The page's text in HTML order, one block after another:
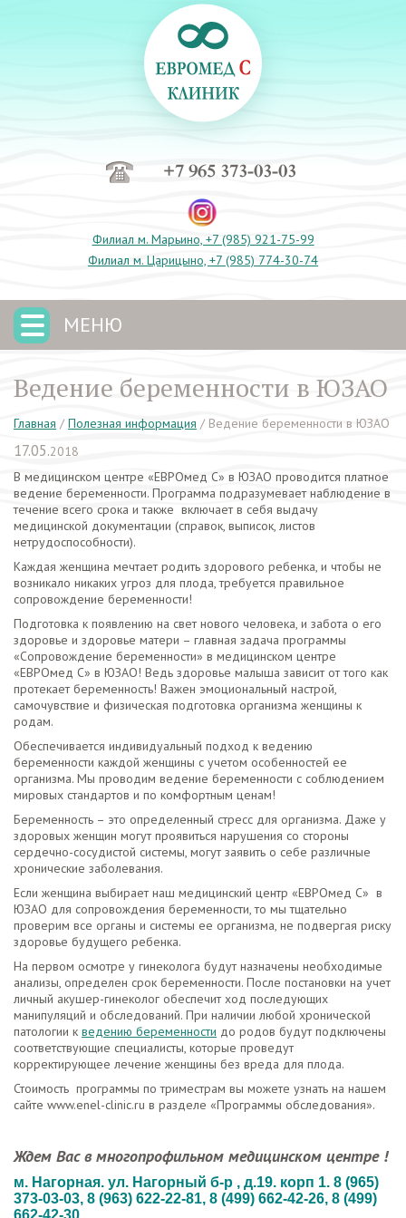
+7 965 373-03-03
Филиал м. Марьино, +7 (985) 921-75-99
Филиал м. Царицыно, +7 (985) 774-30-74
МЕНЮ
Ведение беременности в ЮЗАО
Главная / Полезная информация / Ведение беременности в ЮЗАО
17.05.2018
В медицинском центре «ЕВРОмед С» в ЮЗАО проводится платное
ведение беременности. Программа подразумевает наблюдение в
течение всего срока и также включает в себя выдачу
медицинской документации (справок, выписок, листов
нетрудоспособности).
Каждая женщина мечтает родить здорового ребенка, и чтобы не
возникало никаких угроз для плода, требуется правильное
сопровождение беременности!
Подготовка к появлению на свет нового человека, и забота о его
здоровье и здоровье матери – главная задача программы
«Сопровождение беременности» в медицинском центре
«ЕВРОмед С» в ЮЗАО! Ведь здоровье малыша зависит от того как
протекает беременность! Важен эмоциональный настрой,
самочувствие и физическая подготовка организма женщины к
родам.
Обеспечивается индивидуальный подход к ведению
беременности каждой женщины с учетом особенностей ее
организма. Мы проводим ведение беременности с соблюдением
мировых стандартов и по комфортным ценам!
Беременность – это определенный стресс для организма. Даже у
здоровых женщин могут проявиться нарушения со стороны
сердечно-сосудистой системы, могут заявить о себе различные
хронические заболевания.
Если женщина выбирает наш медицинский центр «ЕВРОмед С» в
ЮЗАО для сопровождения беременности, то мы тщательно
проверим все органы и системы ее организма, не подвергая риску
здоровье будущего ребенка.
На первом осмотре у гинеколога будут назначены необходимые
анализы, определен срок беременности. После постановки на учет
личный акушер-гинеколог обеспечит ход последующих
манипуляций и обследований. При наличии любой хронической
патологии к ведению беременности до родов будут подключены
соответствующие специалисты, которые проведут
корректирующее лечение женщины без вреда для плода.
Стоимость программы по триместрам вы можете узнать на нашем
сайте www.enel-clinic.ru в разделе «Программы обследования».
Ждем Вас в многопрофильном медицинском центре !
м. Нагорная. ул. Нагорный б-р , д.19. корп 1. 8 (965)
373-03-03, 8 (963) 622-22-81, 8 (499) 662-42-26, 8 (499)
662-42-30